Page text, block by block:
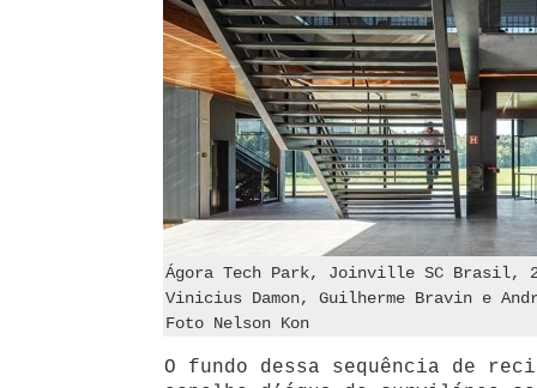
Ágora Tech Park, Joinville SC Brasil,
Vinicius Damon, Guilherme Bravin e
Foto Nelson Kon
O fundo dessa sequência de